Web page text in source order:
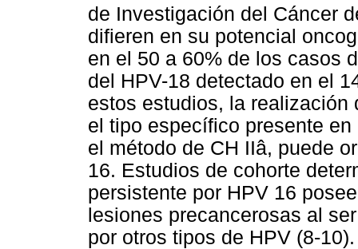
de Investigación del Cáncer
difieren en su potencial
en el 50 a 60% de los casos
del HPV-18 detectado en el
estos estudios, la realización
el tipo específico presente
el método de CH IIâ, puede
16. Estudios de cohorte
persistente por HPV 16
lesiones precancerosas al
por otros tipos de HPV (8-10).